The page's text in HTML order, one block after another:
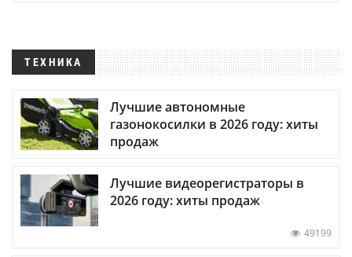
ТЕХНИКА
Лучшие автономные
газонокосилки в 2026 году: хиты
продаж
Лучшие видеорегистраторы в
2026 году: хиты продаж
49199